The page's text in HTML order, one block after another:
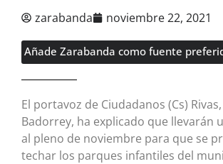
zarabanda noviembre 22, 2021
Añade Zarabanda como fuente
El portavoz de Ciudadanos (Cs) Rivas,
Badorrey, ha explicado que llevarán
al pleno de noviembre para que se
techar los parques infantiles del